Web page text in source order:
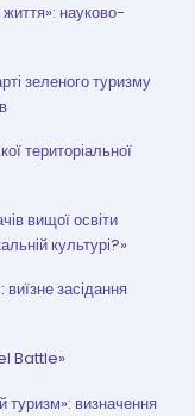
науково-
зеленого туризму
територіальної
вищої освіти
культурі?»
засідання
Battle»
туризм»: визначення